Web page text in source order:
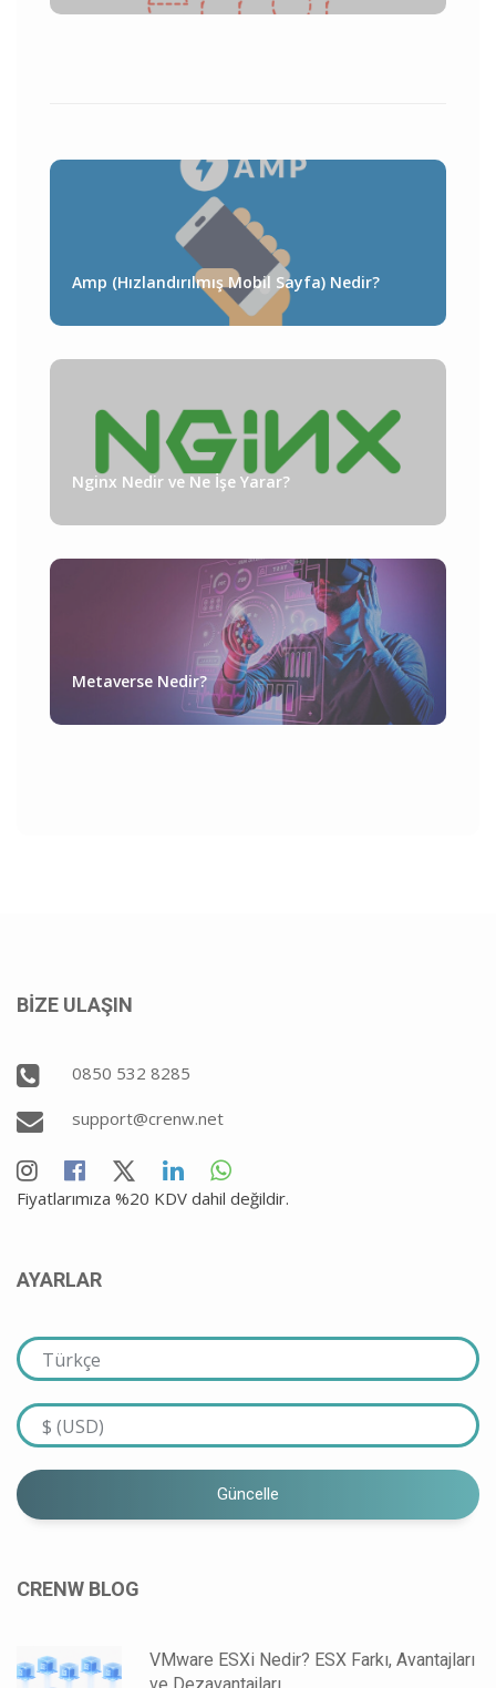
Amp (Hızlandırılmış Mobil Sayfa) Nedir?
Nginx Nedir ve Ne İşe Yarar?
Metaverse Nedir?
BİZE ULAŞIN
0850 532 8285
support@crenw.net
Fiyatlarımıza %20 KDV dahil değildir.
AYARLAR
Güncelle
CRENW BLOG
VMware ESXi Nedir? ESX Farkı, Avantajları